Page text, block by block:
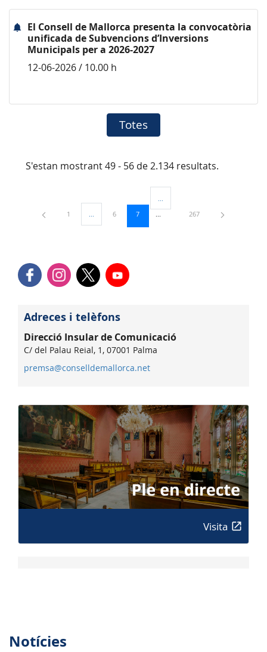
El Consell de Mallorca presenta la convocatòria
unificada de Subvencions d’Inversions
Municipals per a 2026-2027
12-06-2026 / 10.00 h
Totes
S'estan mostrant 49 - 56 de 2.134 resultats.
Pàgina
1 ...Pàgines intermèdies Utilitzeu TAB per navegar.
Pàgina
6 Pàgina
7
Pàgines intermèdies Utilitzeu TAB
Pàgina
267
Adreces i telèfons
Direcció Insular de Comunicació
C/ del Palau Reial, 1, 07001 Palma
premsa@conselldemallorca.net
Visita
Notícies